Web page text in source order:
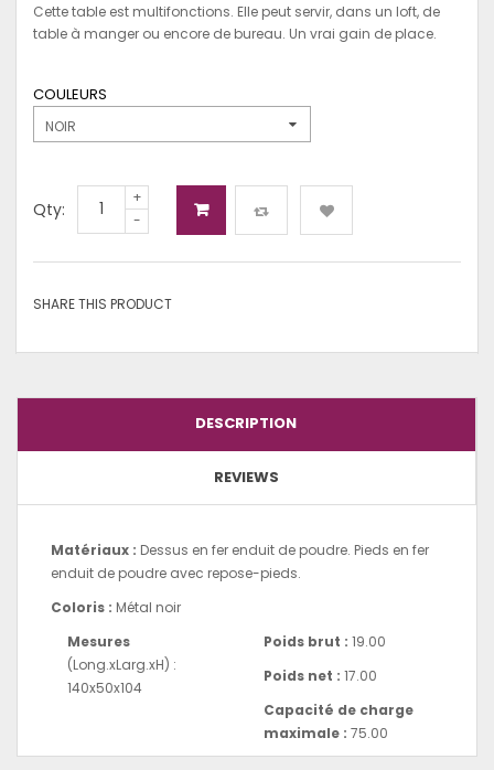
Cette table est multifonctions. Elle peut servir, dans un loft, de
table à manger ou encore de bureau. Un vrai gain de place.
COULEURS
NOIR
Qty:
+
-
SHARE THIS PRODUCT
DESCRIPTION
REVIEWS
Matériaux : Dessus en fer enduit de poudre. Pieds en fer
enduit de poudre avec repose-pieds.
Coloris : Métal noir
Mesures
(Long.xLarg.xH) :
140x50x104
Poids brut : 19.00
Poids net : 17.00
Capacité de charge
maximale : 75.00